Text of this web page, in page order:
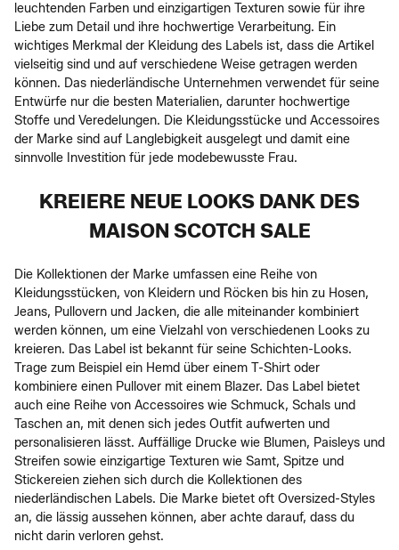
leuchtenden Farben und einzigartigen Texturen sowie für ihre
Liebe zum Detail und ihre hochwertige Verarbeitung. Ein
wichtiges Merkmal der Kleidung des Labels ist, dass die Artikel
vielseitig sind und auf verschiedene Weise getragen werden
können. Das niederländische Unternehmen verwendet für seine
Entwürfe nur die besten Materialien, darunter hochwertige
Stoffe und Veredelungen. Die Kleidungsstücke und Accessoires
der Marke sind auf Langlebigkeit ausgelegt und damit eine
sinnvolle Investition für jede modebewusste Frau.
KREIERE NEUE LOOKS DANK DES
MAISON SCOTCH SALE
Die Kollektionen der Marke umfassen eine Reihe von
Kleidungsstücken, von Kleidern und Röcken bis hin zu Hosen,
Jeans, Pullovern und Jacken, die alle miteinander kombiniert
werden können, um eine Vielzahl von verschiedenen Looks zu
kreieren. Das Label ist bekannt für seine Schichten-Looks.
Trage zum Beispiel ein Hemd über einem T-Shirt oder
kombiniere einen Pullover mit einem Blazer. Das Label bietet
auch eine Reihe von Accessoires wie Schmuck, Schals und
Taschen an, mit denen sich jedes Outfit aufwerten und
personalisieren lässt. Auffällige Drucke wie Blumen, Paisleys und
Streifen sowie einzigartige Texturen wie Samt, Spitze und
Stickereien ziehen sich durch die Kollektionen des
niederländischen Labels. Die Marke bietet oft Oversized-Styles
an, die lässig aussehen können, aber achte darauf, dass du
nicht darin verloren gehst.